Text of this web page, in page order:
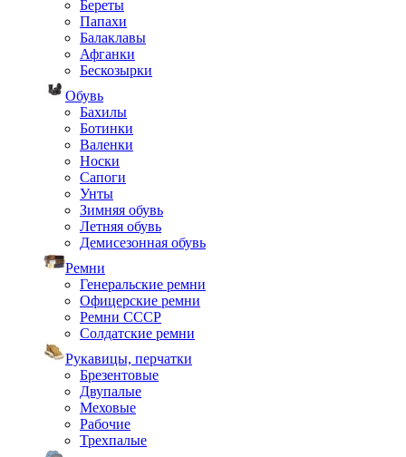
Береты
Папахи
Балаклавы
Афганки
Бескозырки
Обувь
Бахилы
Ботинки
Валенки
Носки
Сапоги
Унты
Зимняя обувь
Летняя обувь
Демисезонная обувь
Ремни
Генеральские ремни
Офицерские ремни
Ремни СССР
Солдатские ремни
Рукавицы, перчатки
Брезентовые
Двупалые
Меховые
Рабочие
Трехпалые